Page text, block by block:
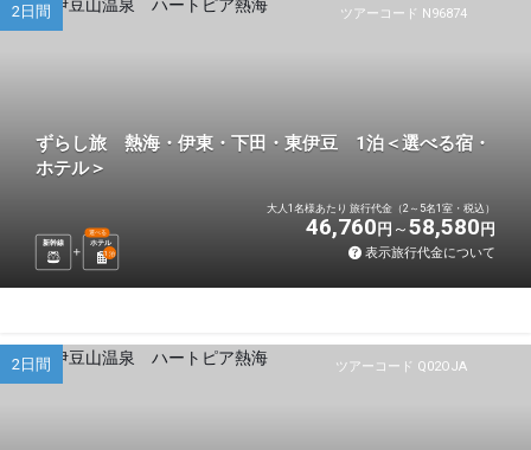
ツアーコード N96874
2日間
ずらし旅 熱海・伊東・下田・東伊豆 1泊＜選べる宿・
ホテル＞
新幹線 ホテル
選べる
1 泊
大人1名様あたり 旅行代金（2～5名1室・税込）
46,760 円 58,580 円
表示旅行代金について
ツアーコード Q02OJA
2日間